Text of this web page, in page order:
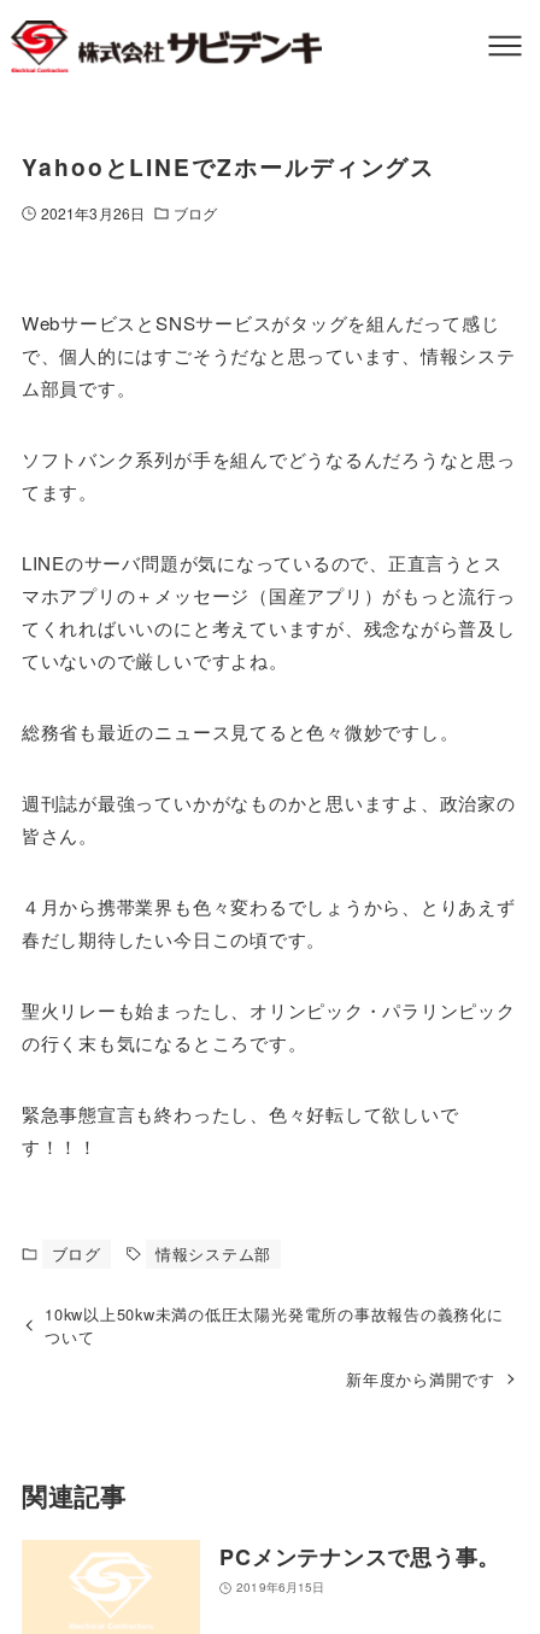
YahooとLINEでZホールディングス
2021年3月26日 ブログ
WebサービスとSNSサービスがタッグを組んだって感じ
で、個人的にはすごそうだなと思っています、情報システ
ム部員です。
ソフトバンク系列が手を組んでどうなるんだろうなと思っ
てます。
LINEのサーバ問題が気になっているので、正直言うとス
マホアプリの＋メッセージ（国産アプリ）がもっと流行っ
てくれればいいのにと考えていますが、残念ながら普及し
ていないので厳しいですよね。
総務省も最近のニュース見てると色々微妙ですし。
週刊誌が最強っていかがなものかと思いますよ、政治家の
皆さん。
４月から携帯業界も色々変わるでしょうから、とりあえず
春だし期待したい今日この頃です。
聖火リレーも始まったし、オリンピック・パラリンピック
の行く末も気になるところです。
緊急事態宣言も終わったし、色々好転して欲しいで
す！！！
ブログ 情報システム部
10kw以上50kw未満の低圧太陽光発電所の事故報告の義務化に
ついて
新年度から満開です
関連記事
PCメンテナンスで思う事。
2019年6月15日